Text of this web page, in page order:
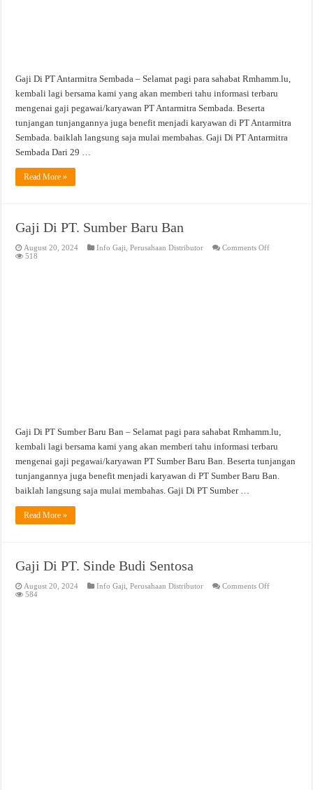
Gaji Di PT Antarmitra Sembada – Selamat pagi para sahabat Rmhamm.lu,
kembali lagi bersama kami yang akan memberi tahu informasi terbaru
mengenai gaji pegawai/karyawan PT Antarmitra Sembada. Beserta
tunjangan tunjangannya juga benefit menjadi karyawan di PT Antarmitra
Sembada. baiklah langsung saja mulai membahas. Gaji Di PT Antarmitra
Sembada Dari 29 …
Read More »
Gaji Di PT. Sumber Baru Ban
August 20, 2024 Info Gaji ,Perusahaan Distributor Comments Offon
518
Gaji Di PT Sumber Baru Ban – Selamat pagi para sahabat Rmhamm.lu,
kembali lagi bersama kami yang akan memberi tahu informasi terbaru
mengenai gaji pegawai/karyawan PT Sumber Baru Ban. Beserta tunjangan
tunjangannya juga benefit menjadi karyawan di PT Sumber Baru Ban.
baiklah langsung saja mulai membahas. Gaji Di PT Sumber …
Read More »
Gaji Di PT. Sinde Budi Sentosa
August 20, 2024 Info Gaji ,Perusahaan Distributor Comments Offon
584